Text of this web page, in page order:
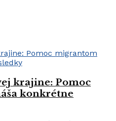
krajine: Pomoc
konkrétne